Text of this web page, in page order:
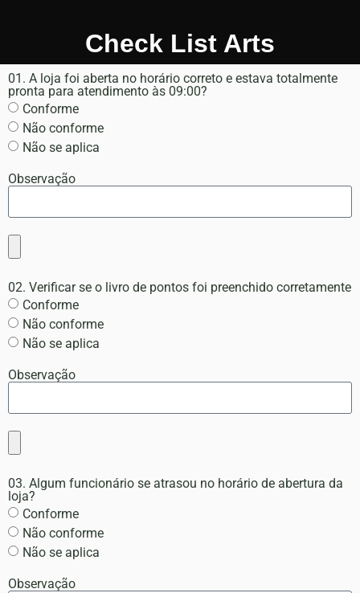
Check List Arts
01. A loja foi aberta no horário correto e estava totalmente
pronta para atendimento às 09:00?
Conforme
Não conforme
Não se aplica
Observação
02. Verificar se o livro de pontos foi preenchido corretamente
Conforme
Não conforme
Não se aplica
Observação
03. Algum funcionário se atrasou no horário de abertura da
loja?
Conforme
Não conforme
Não se aplica
Observação